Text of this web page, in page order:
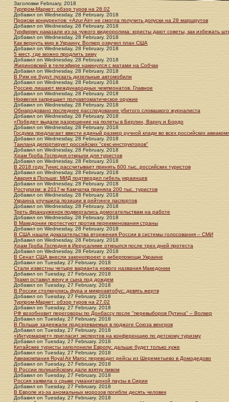
Заголовки February, 2018
Турпром-Маркет: обзор туров на 28.02
Добавил on Wednesday, 28 February. 2018
Происки конкурентов: «Azur Air» не смогла получить допуски на 28 маршрутов
Добавил on Wednesday, 28 February. 2018
Турфирму наказали из-за чужого видеоролика: юристы дают советы, как избежать
Добавил on Wednesday, 28 February. 2018
Как вернуть мир в Украину. Волкер озвучил план США
Добавил on Wednesday, 28 February. 2018
5 мест, где можно продлить зиму
Добавил on Wednesday, 28 February. 2018
Жириновский в телеэфире накинулся с матами на Собчак
Добавил on Wednesday, 28 February. 2018
В Рим не будут пускать дизельные автомобили
Добавил on Wednesday, 28 February. 2018
Россию лишают международных чемпионатов. Главное
Добавил on Wednesday, 28 February. 2018
Норвегия запрещает полуавтоматическое оружие
Добавил on Wednesday, 28 February. 2018
Обнародовано последнее расследование убитого словацкого журналиста
Добавил on Wednesday, 28 February. 2018
«Победе» выдали разрешение на полеты в Берлин, Варну и Бордо
Добавил on Wednesday, 28 February. 2018
Госдума предлагает ввести единый размер ручной клади во всех российских
Добавил on Wednesday, 28 February. 2018
Таиланд депортирует российских "секс-инструкторов"
Добавил on Wednesday, 28 February. 2018
Храм Гроба Господня открыли для туристов
Добавил on Wednesday, 28 February. 2018
В 2018 году Тунис рассчитывает принять 600 тыс. российских туристов
Добавил on Wednesday, 28 February. 2018
Авария в Польше: МИД подтвердил гибель украинцев
Добавил on Wednesday, 28 February. 2018
Ростуризм: в 2017-м Камчатка приняла 200 тыс. туристов
Добавил on Wednesday, 28 February. 2018
Украина улучшила позиции в рейтинге паспортов
Добавил on Wednesday, 28 February. 2018
Треть француженок подвергались домогательствам на работе
Добавил on Wednesday, 28 February. 2018
В Македонии протестуют против переименования страны
Добавил on Wednesday, 28 February. 2018
В США нашли доказательства вторжения России в системы голосования – СМИ
Добавил on Wednesday, 28 February. 2018
Храм Гроба Господня в Иерусалиме открылся после трех дней протеста
Добавил on Wednesday, 28 February. 2018
В Сенат США внесли законопроект о киберпомощи Украине
Добавил on Tuesday, 27 February. 2018
Стали известны четыре варианта нового названия Македонии
Добавил on Tuesday, 27 February. 2018
Трамп оставил жену и сына под дождем
Добавил on Tuesday, 27 February. 2018
В России столкнулись фура и микроавтобус: девять жертв
Добавил on Tuesday, 27 February. 2018
Турпром-Маркет: обзор туров на 27.02
Добавил on Tuesday, 27 February. 2018
РФ возобновит переговоры по Донбассу после "перевыборов Путина" – Волкер
Добавил on Tuesday, 27 February. 2018
В Польше задержали подозреваемых в поджоге Союза венгров
Добавил on Tuesday, 27 February. 2018
«Интурмаркет» пригласит экспертов на конференцию по детскому туризму
Добавил on Tuesday, 27 February. 2018
Китайские туристы заполонили Европу: дальше будет только хуже
Добавил on Tuesday, 27 February. 2018
Авиакомпания Royal Air Maroc переводит рейсы из Шереметьево в Домодедово
Добавил on Tuesday, 27 February. 2018
В России полицейскому дали взятку пивом
Добавил on Tuesday, 27 February. 2018
Россия заявила о срыве гуманитарной паузы в Сирии
Добавил on Tuesday, 27 February. 2018
В Европе из-за аномальных морозов погибли десять человек
Добавил on Tuesday, 27 February. 2018